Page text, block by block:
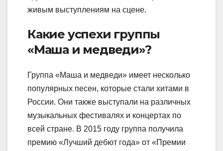
живым выступлениям на сцене.
Какие успехи группы
«Маша и медведи»?
Группа «Маша и медведи» имеет несколько
популярных песен, которые стали хитами в
России. Они также выступали на различных
музыкальных фестивалях и концертах по
всей стране. В 2015 году группа получила
премию «Лучший дебют года» от «Премии